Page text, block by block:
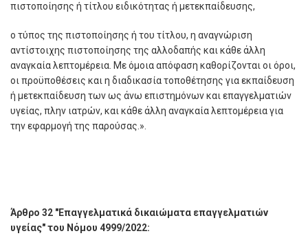
πιστοποίησης ή τίτλου ειδικότητας ή μετεκπαίδευσης,
ο τύπος της πιστοποίησης ή του τίτλου, η αναγνώριση
αντίστοιχης πιστοποίησης της αλλοδαπής και κάθε άλλη
αναγκαία λεπτομέρεια. Με όμοια απόφαση καθορίζονται οι όροι,
οι προϋποθέσεις και η διαδικασία τοποθέτησης για εκπαίδευση
ή μετεκπαίδευση των ως άνω επιστημόνων και επαγγελματιών
υγείας, πλην ιατρών, και κάθε άλλη αναγκαία λεπτομέρεια για
την εφαρμογή της παρούσας.».
Άρθρο 32 "Επαγγελματικά δικαιώματα επαγγελματιών
υγείας" του Νόμου 4999/2022: